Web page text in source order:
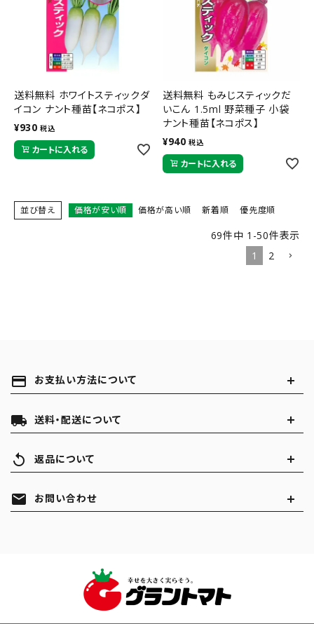
送料無料 ホワイトスティックダ
イコン ナント種苗【ネコポス】
¥930 税込
カートに入れる
送料無料 もみじスティックだ
いこん 1.5ml 野菜種子 小袋
ナント種苗【ネコポス】
¥940 税込
カートに入れる
並び替え 価格が安い順 価格が高い順 新着順 優先度順
69件中 1 -50件表示
1
2
payment お支払い方法について
local_shipping 送料・配送について
replay 返品について
mail お問い合わせ